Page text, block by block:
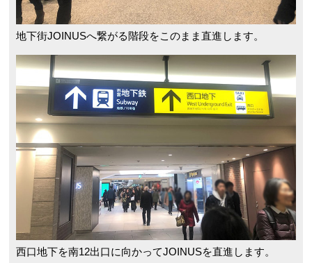
地下街JOINUSへ繋がる階段をこのまま直進します。
西口地下を南12出口に向かってJOINUSを直進します。